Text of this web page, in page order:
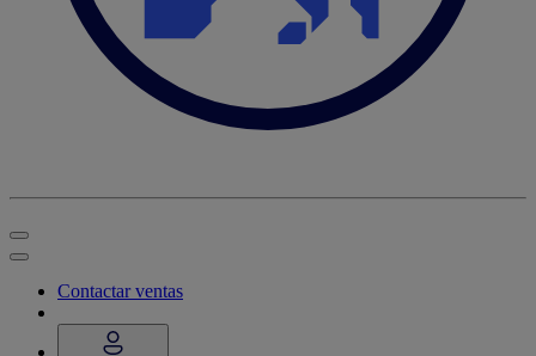
Contactar ventas